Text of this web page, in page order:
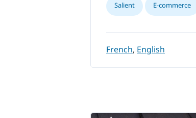
Salient E-commerce
French, English